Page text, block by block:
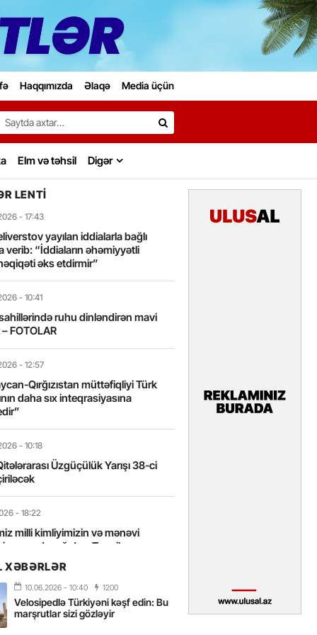
Haqqımızda Əlaqə Media üçün
Search…
Elm və təhsil Digər
LENTI
- 17:43
yayılan iddialarla bağlı
verib: “İddiaların əhəmiyyətli
əks etdirmir”
- 10:41
ruhu dinləndirən mavi
FOTOLAR
- 12:57
Qırğızıstan müttəfiqliyi Türk
daha sıx inteqrasiyasına
- 10:18
Üzgüçülük Yarışı 38-ci
- 18:22
milli kimliyimizin və mənəvi
əsas dayağıdır – Tənzilə
- 16:58
yalnız böyük liderlər dəyişir
XƏBƏRLƏR
10.06.2026 - 10:40 1200
Velosipedlə Türkiyəni kəşf edin: Bu
marşrutlar sizi gözləyir